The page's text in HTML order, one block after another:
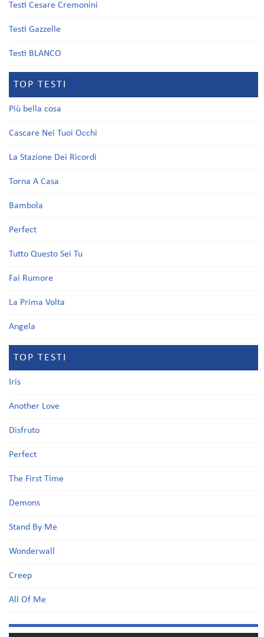
Testi Cesare Cremonini
Testi Gazzelle
Testi BLANCO
TOP TESTI
Più bella cosa
Cascare Nei Tuoi Occhi
La Stazione Dei Ricordi
Torna A Casa
Bambola
Perfect
Tutto Questo Sei Tu
Fai Rumore
La Prima Volta
Angela
TOP TESTI
Iris
Another Love
Disfruto
Perfect
The First Time
Demons
Stand By Me
Wonderwall
Creep
All Of Me